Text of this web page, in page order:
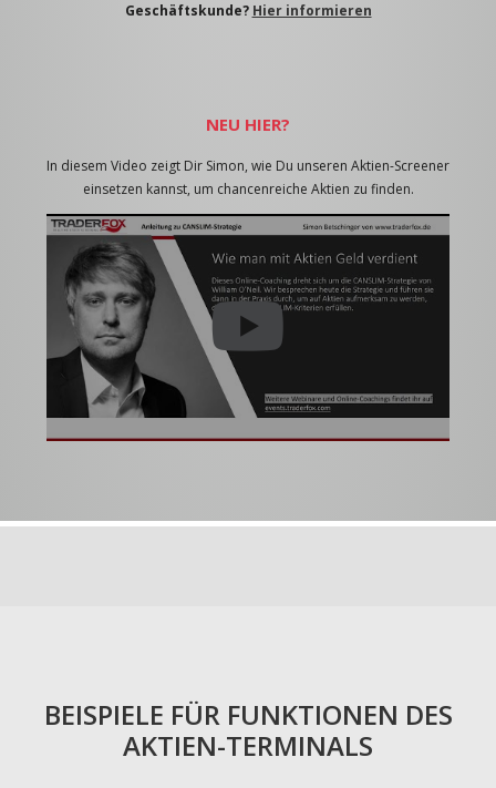
Geschäftskunde? Hier informieren
NEU HIER?
In diesem Video zeigt Dir Simon, wie Du unseren Aktien-Screener
einsetzen kannst, um chancenreiche Aktien zu finden.
BEISPIELE FÜR FUNKTIONEN DES
AKTIEN-TERMINALS